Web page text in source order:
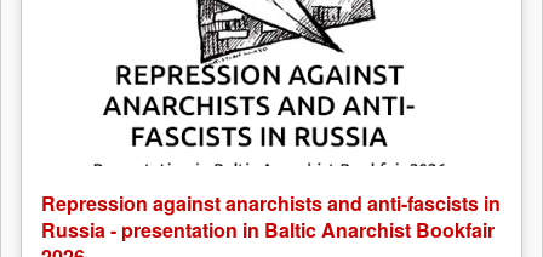
Repression against anarchists and anti-fascists in
Russia - presentation in Baltic Anarchist Bookfair